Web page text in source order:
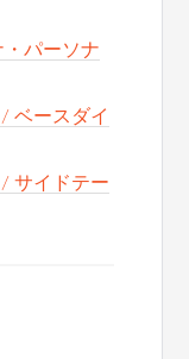
・パーソナ
ベースダイ
サイドテー